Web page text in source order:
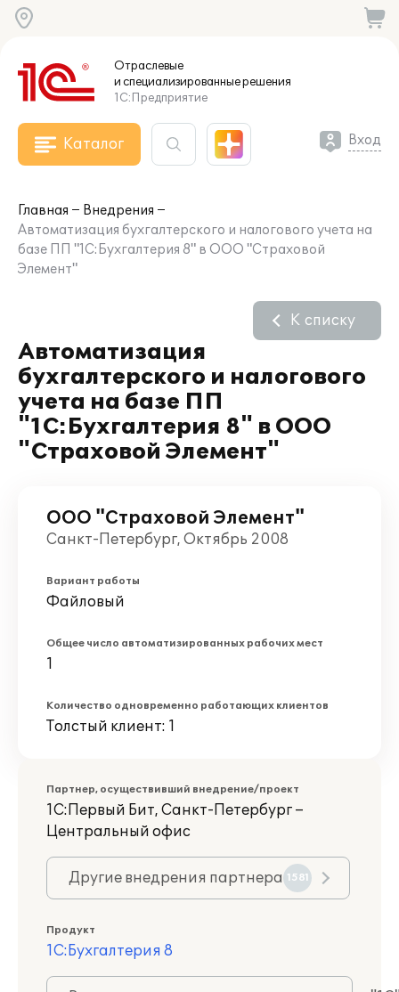
Отраслевые
и специализированныерешения
1С:Предприятие
Каталог Вход
Главная
Внедрения
Автоматизация бухгалтерского и налогового учета на
базе ПП "1С:Бухгалтерия 8" в ООО "Страховой
Элемент"
Автоматизация
бухгалтерского и налогового
учета на базе ПП
"1С:Бухгалтерия 8" в ООО
"Страховой Элемент"
К списку
ООО "Страховой Элемент"
Санкт-Петербург, Октябрь 2008
Вариант работы
Файловый
Общее число автоматизированных рабочих мест
1
Количество одновременно работающих клиентов
Толстый клиент: 1
Партнер, осуществивший внедрение/проект
1С:Первый Бит, Санкт-Петербург –
Центральный офис
Другие внедрения партнера 1581
Продукт
1С:Бухгалтерия 8